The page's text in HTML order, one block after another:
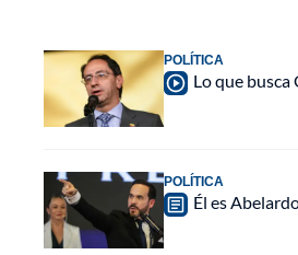
POLÍTICA
Lo que
POLÍTICA
Él es